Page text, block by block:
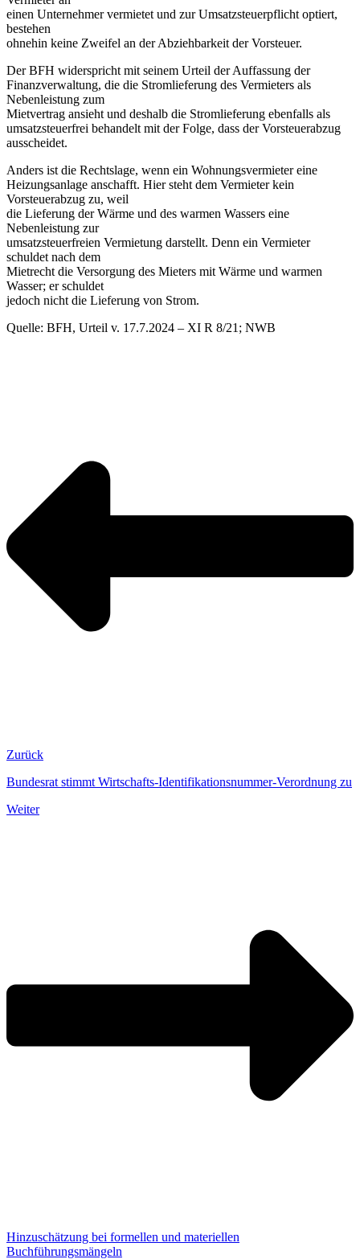
einen Unternehmer vermietet und zur Umsatzsteuerpflicht optiert,
bestehen
ohnehin keine Zweifel an der Abziehbarkeit der Vorsteuer.
Der BFH widerspricht mit seinem Urteil der Auffassung der
Finanzverwaltung, die die Stromlieferung des Vermieters als
Nebenleistung zum
Mietvertrag ansieht und deshalb die Stromlieferung ebenfalls als
umsatzsteuerfrei behandelt mit der Folge, dass der Vorsteuerabzug
ausscheidet.
Anders ist die Rechtslage, wenn ein Wohnungsvermieter eine
Heizungsanlage anschafft. Hier steht dem Vermieter kein
Vorsteuerabzug zu, weil
die Lieferung der Wärme und des warmen Wassers eine
Nebenleistung zur
umsatzsteuerfreien Vermietung darstellt. Denn ein Vermieter
schuldet nach dem
Mietrecht die Versorgung des Mieters mit Wärme und warmen
Wasser; er schuldet
jedoch nicht die Lieferung von Strom.
Quelle: BFH, Urteil v. 17.7.2024 – XI R 8/21; NWB
Zurück
Bundesrat stimmt Wirtschafts-Identifikationsnummer-Verordnung zu
Weiter
Hinzuschätzung bei formellen und materiellen
Buchführungsmängeln